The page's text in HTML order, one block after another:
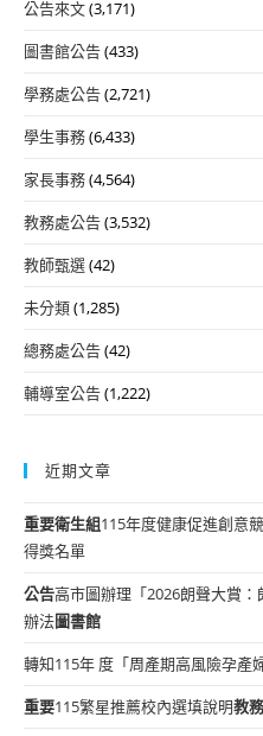
公告來文(3,171)
圖書館公告(433)
學務處公告(2,721)
學生事務(6,433)
家長事務(4,564)
教務處公告(3,532)
教師甄選(42)
未分類(1,285)
總務處公告(42)
輔導室公告(1,222)
近期文章
重要衛生組115年度健康促進創意
得獎名單
公告高市圖辦理「2026朗聲大賞
辦法圖書館
轉知115年 度「周產期高風險孕產
重要115繁星推薦校內選填說明教